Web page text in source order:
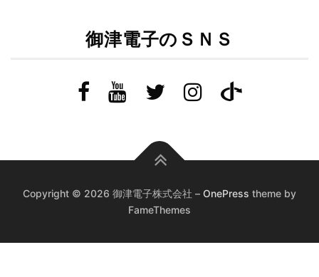
御津電子のＳＮＳ
Copyright © 2026 御津電子株式会社 – OnePress theme by
FameThemes